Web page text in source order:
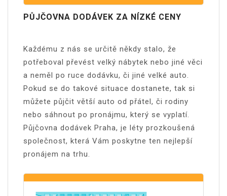
PŮJČOVNA DODÁVEK ZA NÍZKÉ CENY
Každému z nás se určitě někdy stalo, že
potřeboval převést velký nábytek nebo jiné věci
a neměl po ruce dodávku, či jiné velké auto.
Pokud se do takové situace dostanete, tak si
můžete půjčit větší auto od přátel, či rodiny
nebo sáhnout po pronájmu, který se vyplatí.
Půjčovna dodávek Praha, je léty prozkoušená
společnost, která Vám poskytne ten nejlepší
pronájem na trhu.